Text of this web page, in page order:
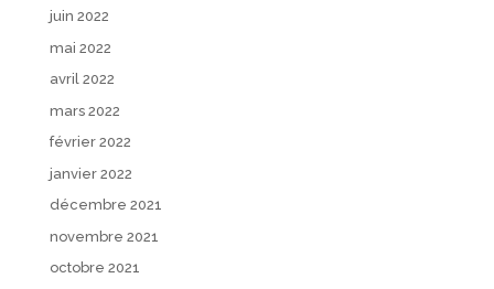
juin 2022
mai 2022
avril 2022
mars 2022
février 2022
janvier 2022
décembre 2021
novembre 2021
octobre 2021